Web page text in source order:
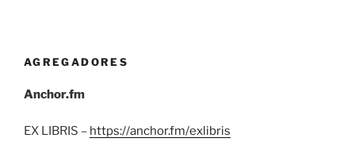
AGREGADORES
Anchor.fm
EX LIBRIS – https://anchor.fm/exlibris